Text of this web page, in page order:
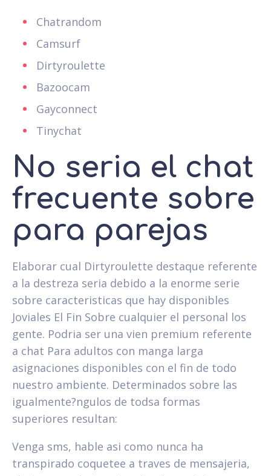
Chatrandom
Camsurf
Dirtyroulette
Bazoocam
Gayconnect
Tinychat
No seri­a el chat
frecuente sobre
para parejas
Elaborar cual Dirtyroulette destaque referente
a la destreza seri­a debido a la enorme serie
sobre caracteristicas que hay disponibles
Joviales El Fin Sobre cualquier el personal los
gente. Podria ser una vi­en premium referente
a chat Para adultos con manga larga
asignaciones disponibles con el fin de todo
nuestro ambiente. Determinados sobre las
igualmente?ngulos de todsa formas
superiores resultan:
Venga sms, hable asi­ como nunca ha
transpirado coquetee a traves de mensajeria,